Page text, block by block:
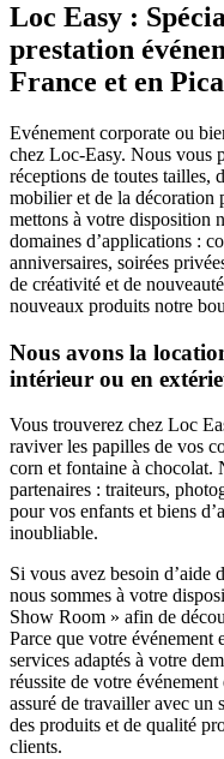
Loc Easy :
prestation
France et en
Evénement corporate ou
chez Loc-Easy. Nous vous
réceptions de toutes tailles,
mobilier et de la décoration
mettons à votre disposition
domaines d’applications :
anniversaires, soirées
de créativité et de
nouveaux produits notre
Nous avons la
intérieur ou en
Vous trouverez chez Loc
raviver les papilles de vos
corn et fontaine à chocolat.
partenaires : traiteurs,
pour vos enfants et biens
inoubliable.
Si vous avez besoin d’aide
nous sommes à votre
Show Room » afin de
Parce que votre événement
services adaptés à votre
réussite de votre
assuré de travailler avec un
des produits et de qualité
clients.